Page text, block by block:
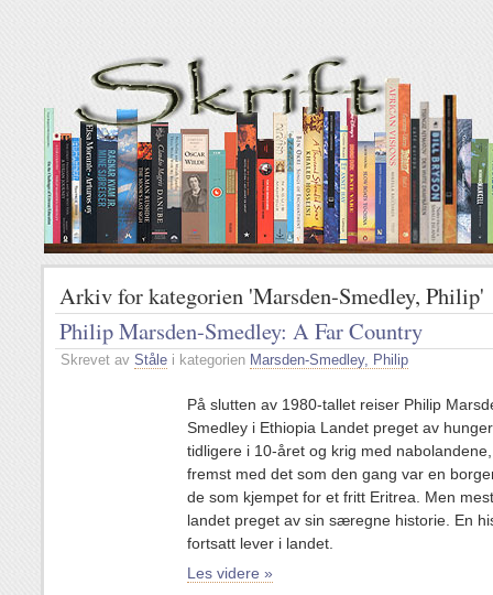
Arkiv for kategorien 'Marsden-Smedley, Philip'
Philip Marsden-Smedley: A Far Country
Skrevet av Ståle i kategorien Marsden-Smedley, Philip
På slutten av 1980-tallet reiser Philip
Smedley i Ethiopia Landet preget av
tidligere i 10-året og krig med
fremst med det som den gang var en
de som kjempet for et fritt Eritrea. Men
landet preget av sin særegne historie. En
fortsatt lever i landet.
Les videre »